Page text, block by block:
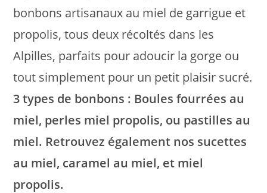
bonbons artisanaux au miel de garrigue et
propolis, tous deux récoltés dans les
Alpilles, parfaits pour adoucir la gorge ou
tout simplement pour un petit plaisir sucré.
3 types de bonbons : Boules fourrées au
miel, perles miel propolis, ou pastilles au
miel. Retrouvez également nos sucettes
au miel, caramel au miel, et miel
propolis.